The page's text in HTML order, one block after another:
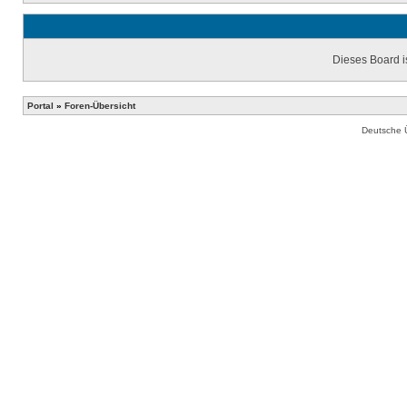
Dieses Board
Portal » Foren-Übersicht
Deutsche